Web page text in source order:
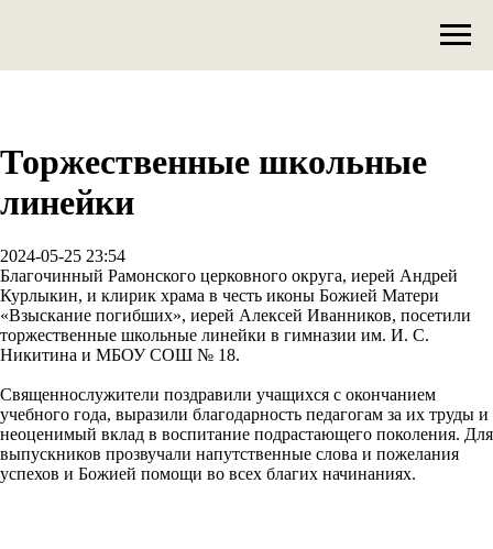
Торжественные школьные
линейки
2024-05-25 23:54
Благочинный Рамонского церковного округа, иерей Андрей
Курлыкин, и клирик храма в честь иконы Божией Матери
«Взыскание погибших», иерей Алексей Иванников, посетили
торжественные школьные линейки в гимназии им. И. С.
Никитина и МБОУ СОШ № 18.
Священнослужители поздравили учащихся с окончанием
учебного года, выразили благодарность педагогам за их труды и
неоценимый вклад в воспитание подрастающего поколения. Для
выпускников прозвучали напутственные слова и пожелания
успехов и Божией помощи во всех благих начинаниях.